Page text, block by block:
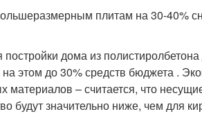
плитам на 30-40%
дома из
этом до 30% средств бюджета .
материалов – считается, что
будут значительно ниже, чем для